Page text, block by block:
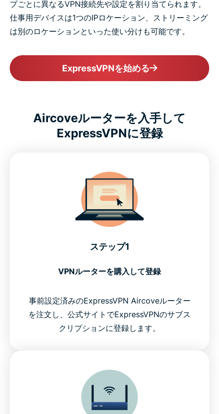
プごとに異なるVPN接続先や設定を割り当てられます。
仕事用デバイスは1つのIPロケーション、ストリーミング
は別のロケーションといった使い分けも可能です。
ExpressVPNを始める
Aircoveルーターを入手して
ExpressVPNに登録
ステップ1
VPNルーターを購入して登録
事前設定済みのExpressVPN Aircoveルーター
を注文し、公式サイトでExpressVPNのサブス
クリプションに登録します。